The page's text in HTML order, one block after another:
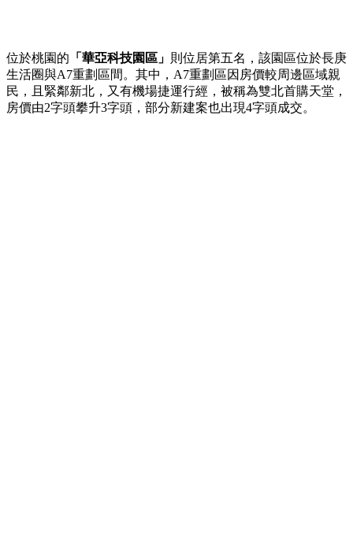
位於桃園的 「華亞科技園區」 則位居第五名，該園區位於長庚
生活圈與A7重劃區間。其中，A7重劃區因房價較周邊區域親
民，且緊鄰新北，又有機場捷運行經，被稱為雙北首購天堂，
房價由2字頭攀升3字頭，部分新建案也出現4字頭成交。